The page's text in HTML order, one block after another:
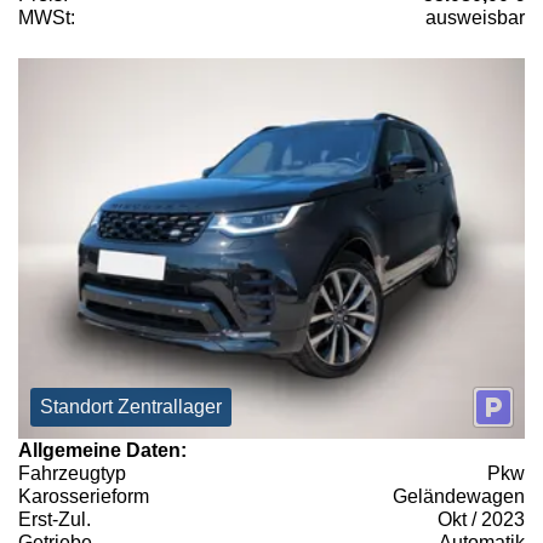
MWSt:
ausweisbar
Standort Zentrallager
Allgemeine Daten:
Fahrzeugtyp
Pkw
Karosserieform
Geländewagen
Erst-Zul.
Okt / 2023